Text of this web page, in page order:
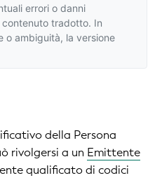
errori o danni
tradotto. In
o ambiguità, la versione
della Persona
rivolgersi a un Emittente
qualificato di codici